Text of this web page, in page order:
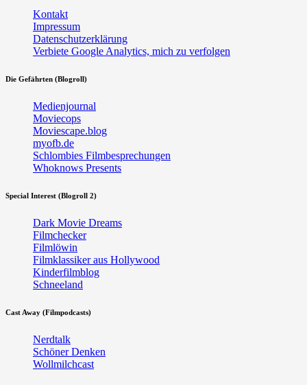
Kontakt
Impressum
Datenschutzerklärung
Verbiete Google Analytics, mich zu verfolgen
Die Gefährten (Blogroll)
Medienjournal
Moviecops
Moviescape.blog
myofb.de
Schlombies Filmbesprechungen
Whoknows Presents
Special Interest (Blogroll 2)
Dark Movie Dreams
Filmchecker
Filmlöwin
Filmklassiker aus Hollywood
Kinderfilmblog
Schneeland
Cast Away (Filmpodcasts)
Nerdtalk
Schöner Denken
Wollmilchcast